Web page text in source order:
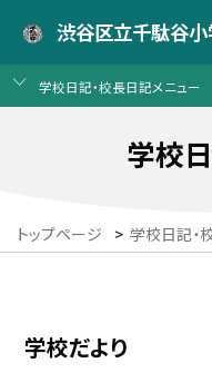
渋谷区立千駄谷
学校日記・校長日記メニュー
学校
トップページ > 学校日記・
学校だより